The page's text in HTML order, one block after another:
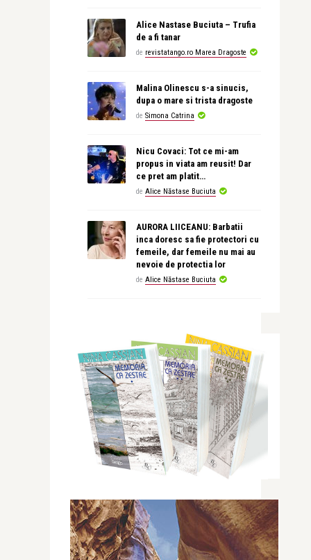
Alice Nastase Buciuta – Trufia
de a fi tanar
de revistatango.ro Marea Dragoste
Malina Olinescu s-a sinucis,
dupa o mare si trista dragoste
de Simona Catrina
Nicu Covaci: Tot ce mi-am
propus in viata am reusit! Dar
ce pret am platit…
de Alice Năstase Buciuta
AURORA LIICEANU: Barbatii
inca doresc sa fie protectori cu
femeile, dar femeile nu mai au
nevoie de protectia lor
de Alice Năstase Buciuta